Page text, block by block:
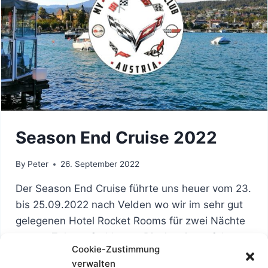
Cookie-Zustimmung
verwalten
Season End Cruise 2022
By Peter 26. September 2022
Der Season End Cruise führte uns heuer vom 23.
bis 25.09.2022 nach Velden wo wir im sehr gut
gelegenen Hotel Rocket Rooms für zwei Nächte
unsere Zelte aufschlugen. Die Anreise erfolgte
über die A2 bzw. S6 vom ASFINAG Parkplatz